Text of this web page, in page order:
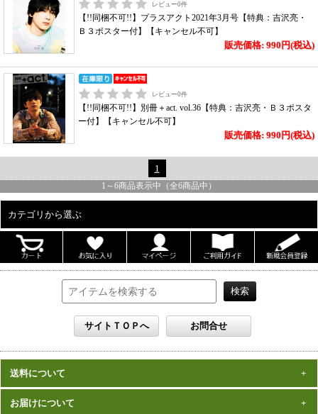
レビュー0件
【!!同梱不可!!】プラスアクト2021年3月号【特典：吉沢亮・
Ｂ３ポスター付】【キャンセル不可】
販売価格: 990円(税込)
レビュー0件
【!!同梱不可!!】別冊＋act. vol.36【特典：吉沢亮・Ｂ３ポスタ
ー付】【キャンセル不可】
販売価格: 990円(税込)
1
1 ～ 6商品表示中（全6商品中）
カテゴリから選ぶ
ALL
男性写真集
雑誌
送料について
数量、価格に関わらず
お届けについて